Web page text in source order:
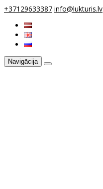
+37129633387 info@lukturis.lv
Navigācija